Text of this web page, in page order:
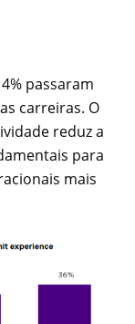
passaram
carreiras. O
reduz a
para
mais